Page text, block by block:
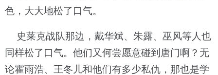
色，大大地松了口气。
史莱克战队那边，戴华斌、朱露、巫风等人也
同样松了口气。他们又何尝愿意碰到唐门啊？无
论霍雨浩、王冬儿和他们有多少私仇，那也是学